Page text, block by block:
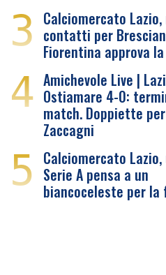
3 Calciomercato
contatti per
Fiorentina approva
4 Amichevole Live |
Ostiamare 4-0:
match. Doppiette
Zaccagni
5 Calciomercato
Serie A pensa a un
biancoceleste per la